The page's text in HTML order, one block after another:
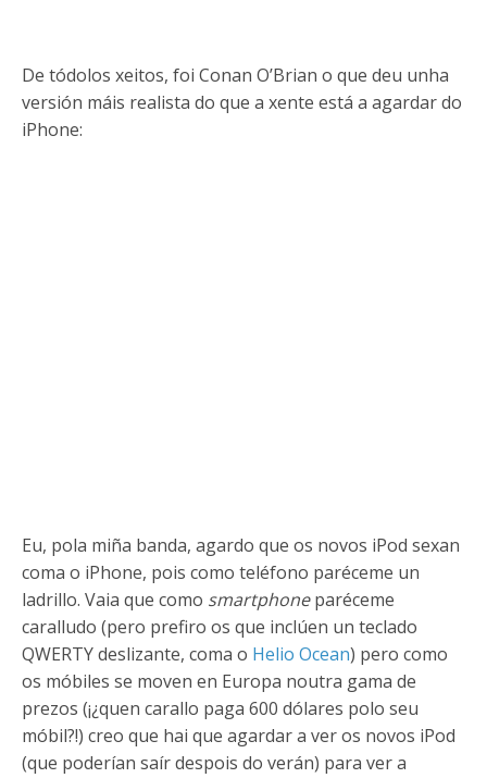
De tódolos xeitos, foi Conan O’Brian o que deu unha
versión máis realista do que a xente está a agardar do
iPhone:
Eu, pola miña banda, agardo que os novos iPod sexan
coma o iPhone, pois como teléfono paréceme un
ladrillo. Vaia que como smartphoneparéceme
caralludo (pero prefiro os que inclúen un teclado
QWERTY deslizante, coma o Helio Ocean) pero como
os móbiles se moven en Europa noutra gama de
prezos (¡¿quen carallo paga 600 dólares polo seu
móbil?!) creo que hai que agardar a ver os novos iPod
(que poderían saír despois do verán) para ver a